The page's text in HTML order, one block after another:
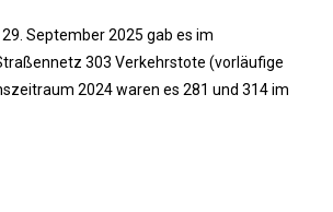
September 2025 gab es im
303 Verkehrstote (vorläufige
2024 waren es 281 und 314 im